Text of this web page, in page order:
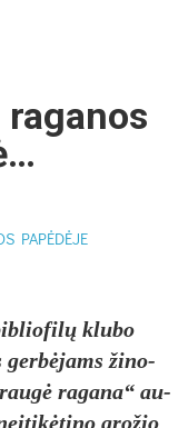
PAPĖDĖJE
klu­bo
gerbė­jams ži­no­
ra­ga­na“ au­
gro­žio